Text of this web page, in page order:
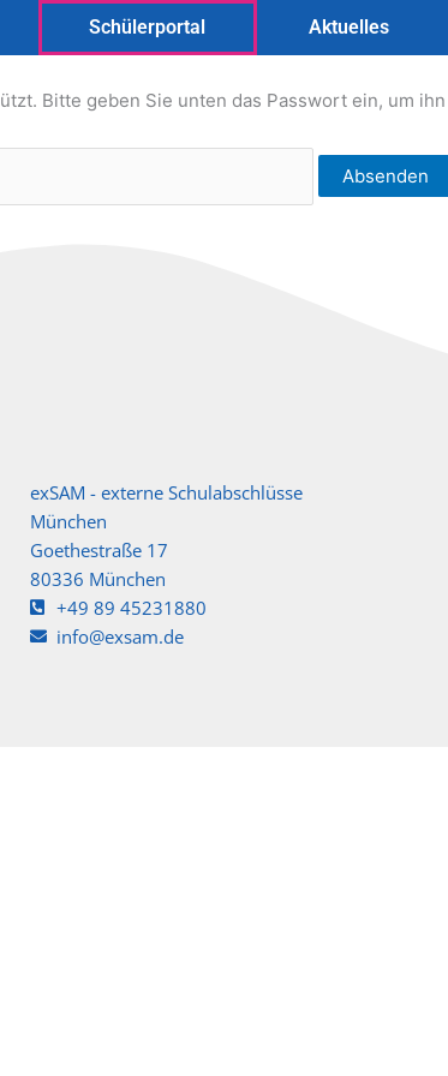
Schülerportal Aktuelles
Bitte geben Sie unten das Passwort ein, um
exSAM - externe Schulabschlüsse
München
Goethestraße 17
80336 München
+49 89 45231880
info@exsam.de